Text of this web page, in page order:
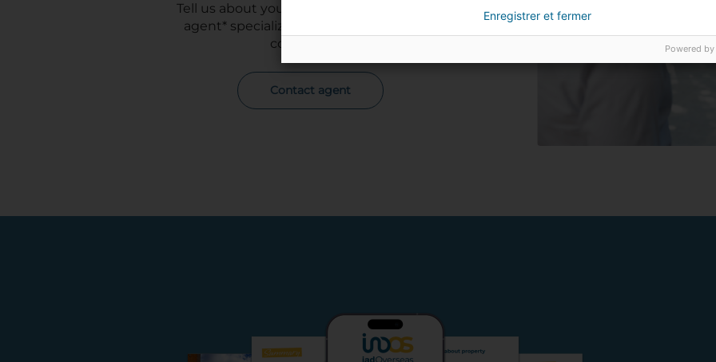
Tell us about your project, an
agent* specialized in buying abroad will
contact you!
Contact agent
Enregistrer et fermer
Powered by